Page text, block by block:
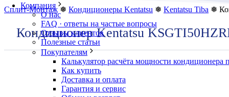
Компания
О нас
FAQ · ответы на частые вопросы
Отзывы клиентов
Полезные статьи
Покупателям
Калькулятор расчёта мощности кондиционера
Как купить
Доставка и оплата
Гарантия и сервис
Сплит-Монтаж❅ Кондиционеры Kentatsu ❅ Kentatsu Tiba ❅
Кондиционер Kentatsu